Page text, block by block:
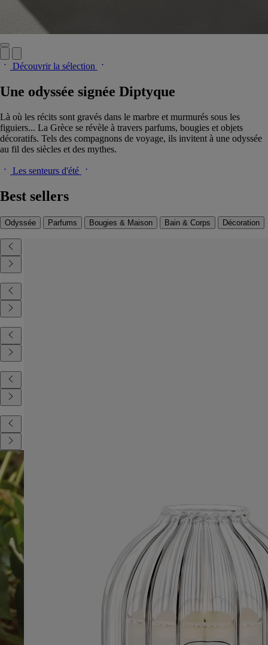
Découvrir la sélection
Une odyssée signée Diptyque
Là où les récits sont gravés dans le marbre et murmurés sous les
figuiers... La Grèce se révèle à travers parfums, bougies et objets
décoratifs. Tels des compagnons de voyage, ils invitent à une odyssée
au fil des siècles et des mythes.
Les senteurs d'été
Best sellers
Odyssée Parfums Bougies & Maison Bain & Corps Décoration